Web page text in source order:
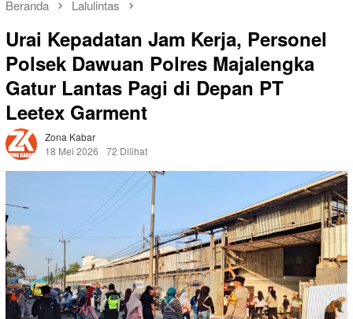
Beranda Lalulintas
Urai Kepadatan Jam Kerja, Personel
Polsek Dawuan Polres Majalengka
Gatur Lantas Pagi di Depan PT
Leetex Garment
Zona Kabar
18 Mei 2026
72 Dilihat